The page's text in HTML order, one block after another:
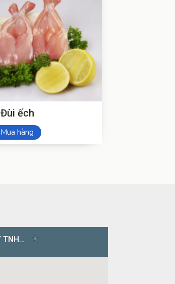
Đùi ếch
Mua hàng